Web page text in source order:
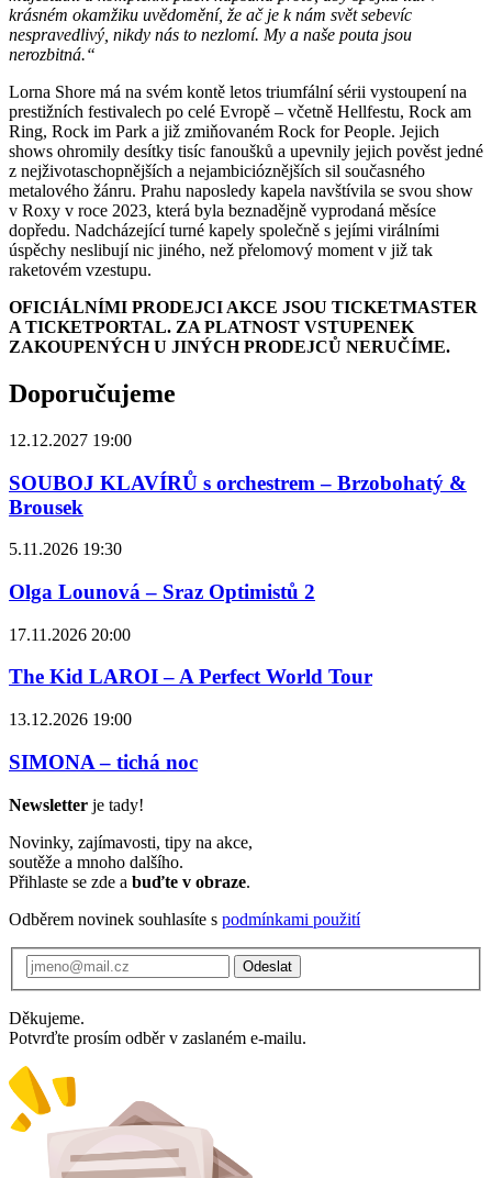
krásném okamžiku uvědomění, že ač je k nám svět sebevíc
nespravedlivý, nikdy nás to nezlomí. My a naše pouta jsou
nerozbitná.“
Lorna Shore má na svém kontě letos triumfální sérii vystoupení na
prestižních festivalech po celé Evropě – včetně Hellfestu, Rock am
Ring, Rock im Park a již zmiňovaném Rock for People. Jejich
shows ohromily desítky tisíc fanoušků a upevnily jejich pověst jedné
z nejživotaschopnějších a nejambicióznějších sil současného
metalového žánru. Prahu naposledy kapela navštívila se svou show
v Roxy v roce 2023, která byla beznadějně vyprodaná měsíce
dopředu. Nadcházející turné kapely společně s jejími virálními
úspěchy neslibují nic jiného, než přelomový moment v již tak
raketovém vzestupu.
OFICIÁLNÍMI PRODEJCI AKCE JSOU TICKETMASTER
A TICKETPORTAL. ZA PLATNOST VSTUPENEK
ZAKOUPENÝCH U JINÝCH PRODEJCŮ NERUČÍME.
Doporučujeme
12.12.2027 19:00
SOUBOJ KLAVÍRŮ s orchestrem – Brzobohatý &
Brousek
5.11.2026 19:30
Olga Lounová – Sraz Optimistů 2
17.11.2026 20:00
The Kid LAROI – A Perfect World Tour
13.12.2026 19:00
SIMONA – tichá noc
Newsletter je tady!
Novinky, zajímavosti, tipy na akce,
soutěže a mnoho dalšího.
Přihlaste se zde a buďte v obraze.
Odběrem novinek souhlasíte s podmínkami použití
Odeslat
Děkujeme.
Potvrďte prosím odběr v zaslaném e-mailu.